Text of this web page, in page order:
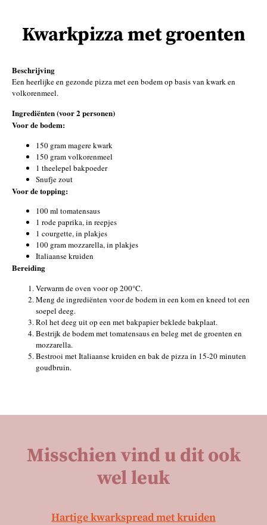
Kwarkpizza met groenten
Beschrijving
Een heerlijke en gezonde pizza met een bodem op basis van kwark en
volkorenmeel.
Ingrediënten (voor 2 personen)
Voor de bodem:
150 gram magere kwark
150 gram volkorenmeel
1 theelepel bakpoeder
Snufje zout
Voor de topping:
100 ml tomatensaus
1 rode paprika, in reepjes
1 courgette, in plakjes
100 gram mozzarella, in plakjes
Italiaanse kruiden
Bereiding
Verwarm de oven voor op 200°C.
Meng de ingrediënten voor de bodem in een kom en kneed tot een
soepel deeg.
Rol het deeg uit op een met bakpapier beklede bakplaat.
Bestrijk de bodem met tomatensaus en beleg met de groenten en
mozzarella.
Bestrooi met Italiaanse kruiden en bak de pizza in 15-20 minuten
goudbruin.
Misschien vind u dit ook
wel leuk
Hartige kwarkspread met kruiden